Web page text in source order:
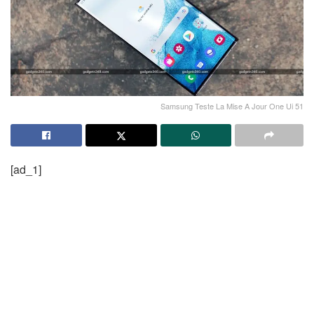
Samsung Teste La Mise A Jour One Ui 51
[ad_1]